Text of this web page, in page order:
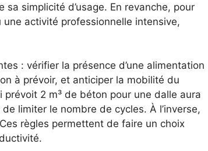
simplicité d’usage. En revanche, pour
activité professionnelle intensive,
: vérifier la présence d’une alimentation
à prévoir, et anticiper la mobilité du
2 m³ de béton pour une dalle aura
limiter le nombre de cycles. À l’inverse,
règles permettent de faire un choix